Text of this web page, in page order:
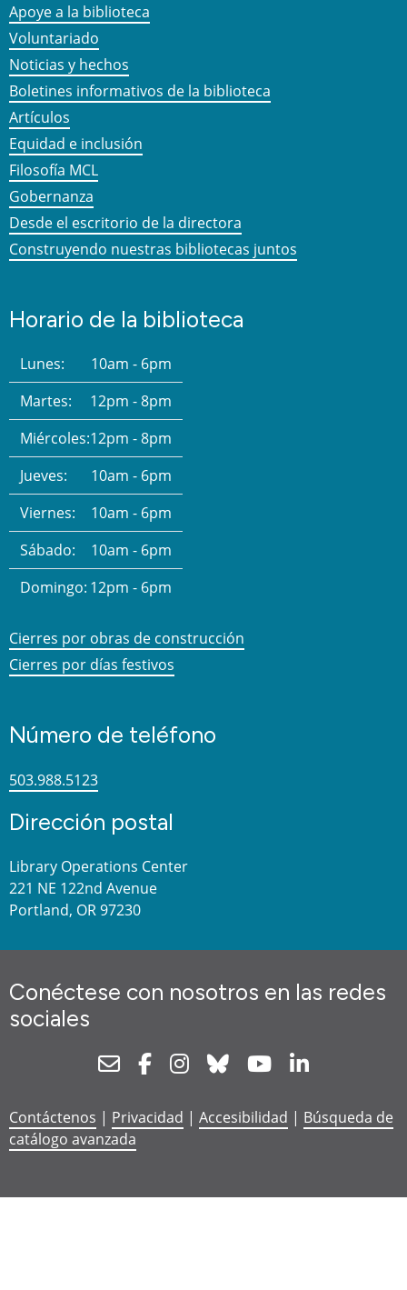
Apoye a la biblioteca
Voluntariado
Noticias y hechos
Boletines informativos de la biblioteca
Artículos
Equidad e inclusión
Filosofía MCL
Gobernanza
Desde el escritorio de la directora
Construyendo nuestras bibliotecas juntos
Horario de la biblioteca
Lunes:
10am - 6pm
Martes:
12pm - 8pm
Miércoles:12pm - 8pm
Jueves:
10am - 6pm
Viernes:
10am - 6pm
Sábado:
10am - 6pm
Domingo: 12pm - 6pm
Cierres por obras de construcción
Cierres por días festivos
Número de teléfono
503.988.5123
Dirección postal
Library Operations Center
221 NE 122nd Avenue
Portland, OR 97230
Conéctese con nosotros en las redes
sociales
NewsletterFacebookInstagram
Bluesky Youtube
Contáctenos | Privacidad | Accesibilidad | Búsqueda de
catálogo avanzada